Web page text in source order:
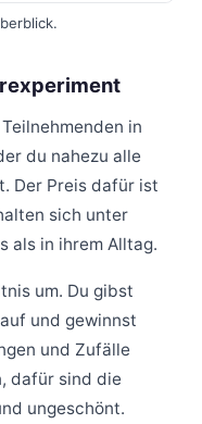
in
du nahezu alle
Der Preis dafür ist
sich unter
als in ihrem Alltag.
um. Du gibst
und gewinnst
und Zufälle
dafür sind die
ungeschönt.